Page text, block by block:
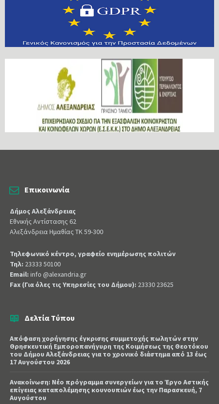
Επικοινωνία
Δήμος Αλεξάνδρειας
Εθνικής Αντίστασης 62
Αλεξάνδρεια Ημαθίας ΤΚ 59-300
Τηλεφωνικό κέντρο, γραφείο ενημέρωσης πολιτών
Τηλ: 23333 50100
Email: info @alexandria.gr
Fax (Για όλες τις Υπηρεσίες του Δήμου): 23330 23625
Δελτία Τύπου
Απόφαση χορήγησης έγκρισης συμμετοχής πωλητών στην
Θρησκευτική Εμποροπανήγυρη της Κοιμήσεως της Θεοτόκου
του Δήμου Αλεξάνδρειας για το χρονικό διάστημα από 13 έως
17 Αυγούστου 2026
Ανακοίνωση: Νέο πρόγραμμα συνεργείων για το Έργο Αστικής
επίγειας καταπολέμησης κουνουπιών έως την Παρασκευή, 7
Αυγούστου